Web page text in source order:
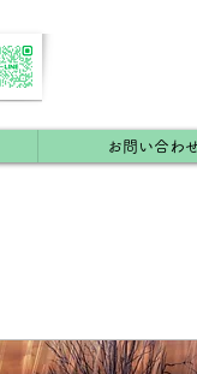
お問い合わ